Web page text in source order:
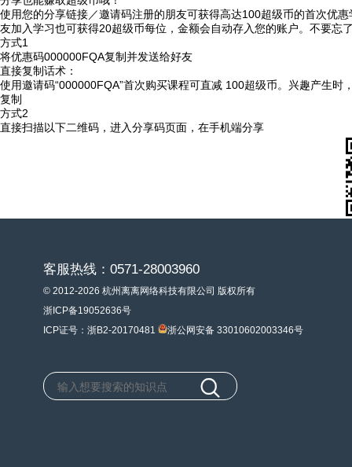
使用您的分享链接／邀请码注册的朋友可获得高达100超级币的首次优
友加入学习也可获得20超级币每位，金额会自动存入您的账户。不要忘
方式1
将优惠码000000FQA复制并发送给好友
直接复制话术：
使用邀请码“000000FQA”首次购买课程可直减 100超级币。兴趣产生时
复制
方式2
直接扫描以下二维码，进入分享码页面，在手机端分享
客服热线：0571-28003960
© 2012-2026 杭州离离网络科技有限公司 版权所有
浙ICP备19052636号
ICP证号：浙B2-20170481
浙公网安备 33010602003346号